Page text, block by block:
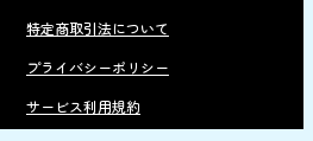
特定商取引法について
プライバシーポリシー
サービス利用規約